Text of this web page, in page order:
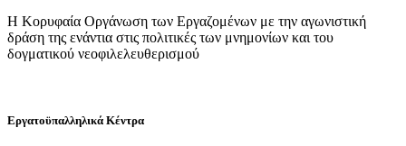
Η Κορυφαία Οργάνωση των Εργαζομένων με την αγωνιστική
δράση της ενάντια στις πολιτικές των μνημονίων και του
δογματικού νεοφιλελευθερισμού
Εργατοϋπαλληλικά Κέντρα